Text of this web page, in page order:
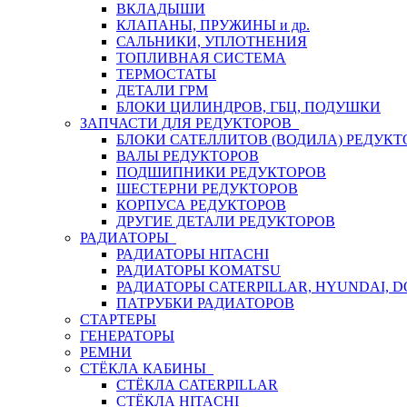
ВКЛАДЫШИ
КЛАПАНЫ, ПРУЖИНЫ и др.
САЛЬНИКИ, УПЛОТНЕНИЯ
ТОПЛИВНАЯ СИСТЕМА
ТЕРМОСТАТЫ
ДЕТАЛИ ГРМ
БЛОКИ ЦИЛИНДРОВ, ГБЦ, ПОДУШКИ
ЗАПЧАСТИ ДЛЯ РЕДУКТОРОВ
БЛОКИ САТЕЛЛИТОВ (ВОДИЛА)
ВАЛЫ РЕДУКТОРОВ
ПОДШИПНИКИ РЕДУКТОРОВ
ШЕСТЕРНИ РЕДУКТОРОВ
КОРПУСА РЕДУКТОРОВ
ДРУГИЕ ДЕТАЛИ РЕДУКТОРОВ
РАДИАТОРЫ
РАДИАТОРЫ HITACHI
РАДИАТОРЫ KOMATSU
РАДИАТОРЫ CATERPILLAR, HYUNDAI,
ПАТРУБКИ РАДИАТОРОВ
СТАРТЕРЫ
ГЕНЕРАТОРЫ
РЕМНИ
СТЁКЛА КАБИНЫ
СТЁКЛА CATERPILLAR
СТЁКЛА HITACHI